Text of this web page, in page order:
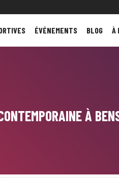
ÉVÉNEMENTS BLOG À
À